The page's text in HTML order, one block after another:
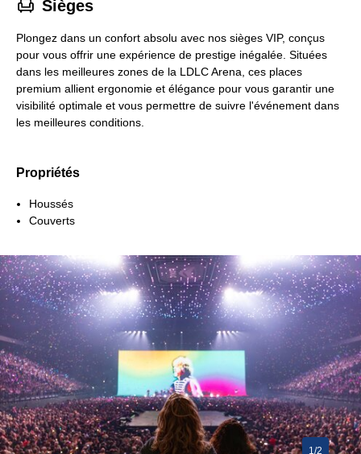
􁐴 Sièges
Plongez dans un confort absolu avec nos sièges VIP, conçus
pour vous offrir une expérience de prestige inégalée. Situées
dans les meilleures zones de la LDLC Arena, ces places
premium allient ergonomie et élégance pour vous garantir une
visibilité optimale et vous permettre de suivre l'événement dans
les meilleures conditions.
Propriétés
Houssés
Couverts
1/2